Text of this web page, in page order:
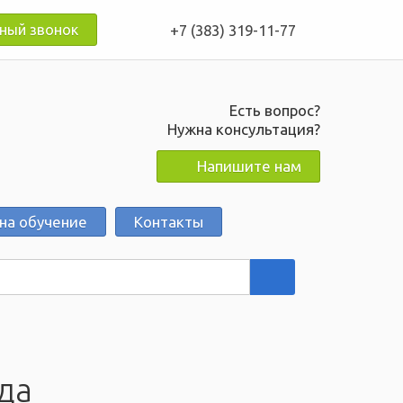
звонок +7 (383) 319-11-77
Есть вопрос?
Нужна консультация?
Напишите нам
обучение Контакты